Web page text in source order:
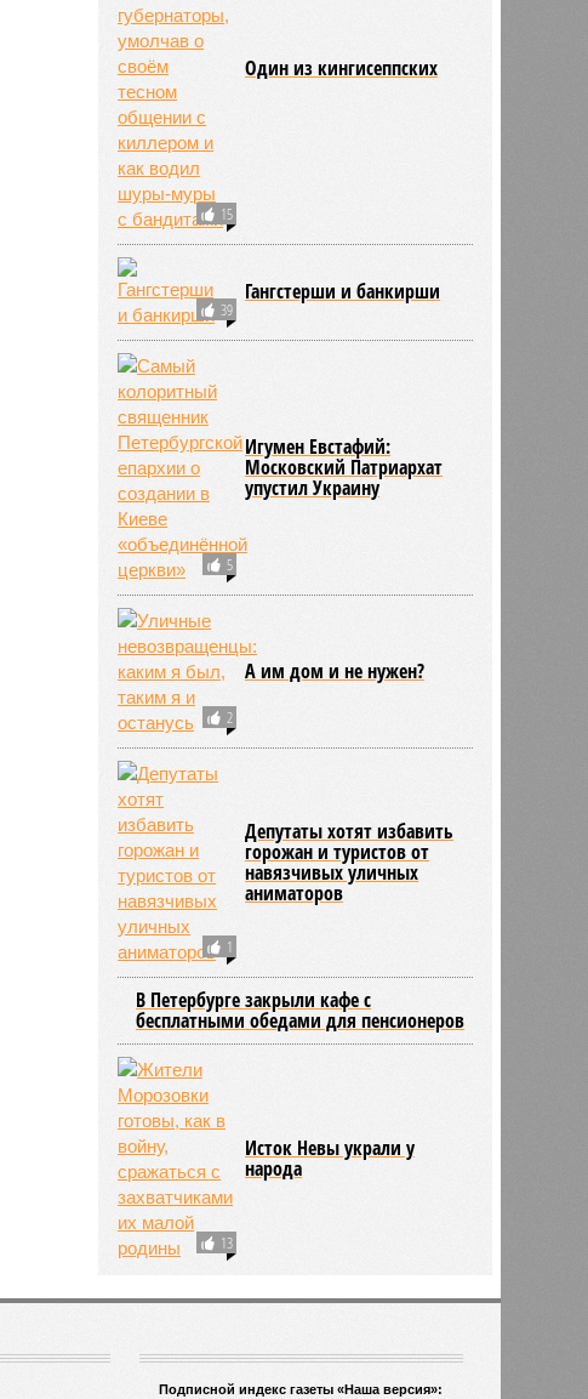
15
Один из кингисеппских
39
Гангстерши и банкирши
5
Игумен Евстафий:
Московский Патриархат
упустил Украину
2
А им дом и не нужен?
1
Депутаты хотят избавить
горожан и туристов от
навязчивых уличных
аниматоров
В Петербурге закрыли кафе с
бесплатными обедами для пенсионеров
13
Исток Невы украли у
народа
Подписной индекс газеты «Наша версия»: